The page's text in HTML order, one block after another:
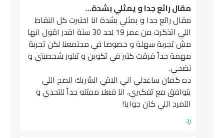
مقال رائع جدا و يمثلي بشدة…
مقال رائع جدا و يمثلي بشدة انا اختبرت كل النقاط
اللي اتذكرت من عمر 19 لحد 30 سنة اقدر اقول انها
مش تجربة سهلة و خصوصا في مجتمعنا لكن تجربة
مهمة جداً فرقت كتير في تكوين و تبلور شخصيتي و
نضجي.
ده كمان ساعدني اني الاقي الشريك الصح اللي
يتوافق مع تفكيري، انا فعلا ممتنه جداً للتحدي و
التمرد اللي كان جوايا!
رد